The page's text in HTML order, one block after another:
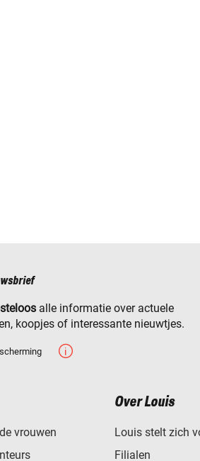
alle informatie over actuele
koopjes of interessante nieuwtjes.
vrouwen
Over Louis
Louis stelt zich
Filialen